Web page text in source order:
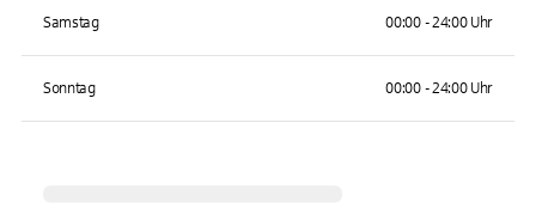
Samstag 00:00 - 24:00 Uhr
Sonntag 00:00 - 24:00 Uhr